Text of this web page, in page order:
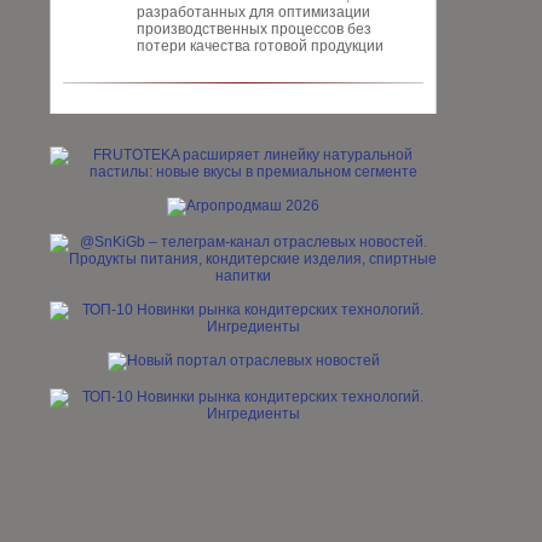
разработанных для опти­мизации
производственных процес­сов без
потери качества готовой про­дукции